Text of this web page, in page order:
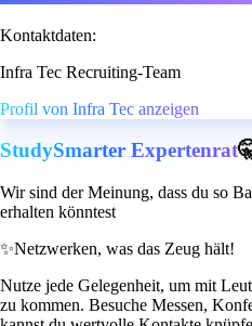
Kontaktdaten:
Infra Tec Recruiting-Team
Profil von Infra Tec anzeigen
StudySmarter Expertenrat
Wir sind der Meinung, dass du so
erhalten könntest
✨Netzwerken, was das Zeug hält!
Nutze jede Gelegenheit, um mit
zu kommen. Besuche Messen,